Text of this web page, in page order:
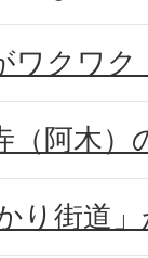
ワクワク
（阿木）
り街道